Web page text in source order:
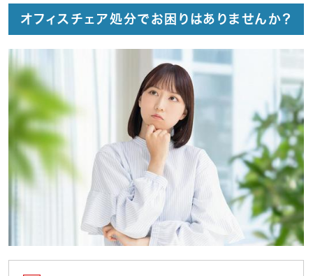
オフィスチェア処分でお困りはありませんか？